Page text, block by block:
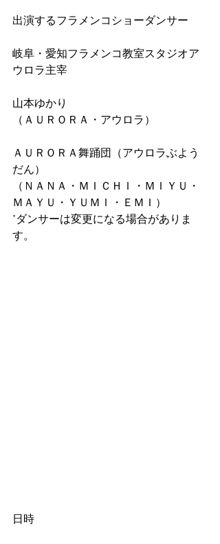
出演するフラメンコショーダンサー
岐阜・愛知フラメンコ教室スタジオア
ウロラ主宰
山本ゆかり
（ＡＵＲＯＲＡ・アウロラ）
ＡＵＲＯＲＡ舞踊団（アウロラぶよう
だん）
（ＮＡＮＡ・ＭＩＣＨＩ・ＭＩＹＵ・
ＭＡＹＵ・ＹＵＭＩ・ＥＭＩ）
*ダンサーは変更になる場合がありま
す。
日時